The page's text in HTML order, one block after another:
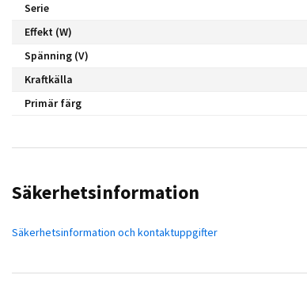
Serie
Effekt (W)
Spänning (V)
Kraftkälla
Primär färg
Säkerhetsinformation
Säkerhetsinformation och kontaktuppgifter